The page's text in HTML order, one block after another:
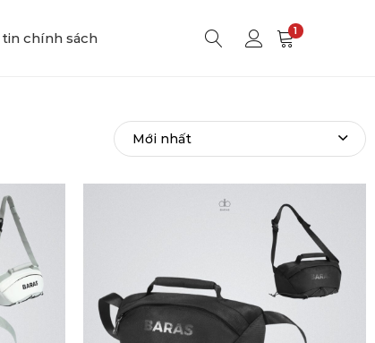
chính sách 1